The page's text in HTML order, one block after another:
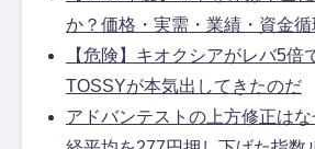
か？価格・実需・業績・資金
【危険】キオクシアがレバ5
TOSSYが本気出してきたのだ
アドバンテストの上方修正は